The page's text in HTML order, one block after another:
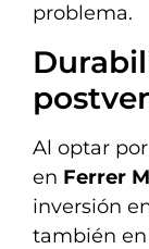
problema.
Al optar
en Ferrer
inversión
también en